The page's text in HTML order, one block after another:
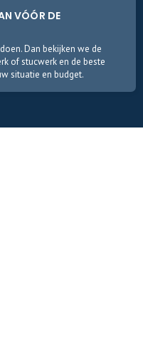
VÓÓR DE
Dan bekijken we de
of stucwerk en de beste
situatie en budget.